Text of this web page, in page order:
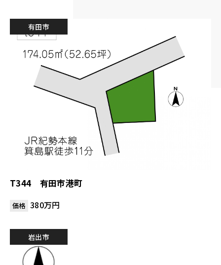
有田市
T344 有田市港町
価格 380万円
岩出市